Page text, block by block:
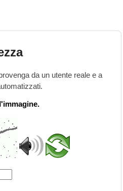
da un utente reale e a